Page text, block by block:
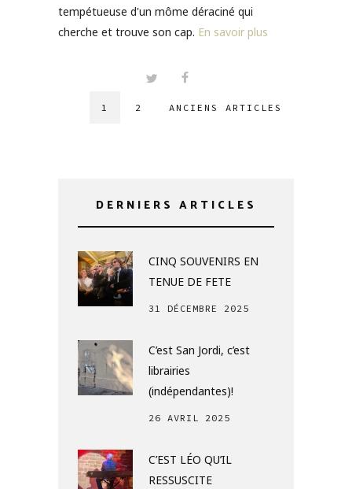
tempétueuse d'un môme déraciné qui
cherche et trouve son cap. En savoir plus
1 2 ANCIENS ARTICLES
DERNIERS ARTICLES
CINQ SOUVENIRS EN
TENUE DE FETE
31 DÉCEMBRE 2025
C’est San Jordi, c’est
librairies
(indépendantes)!
26 AVRIL 2025
C’EST LÉO QU’IL
RESSUSCITE